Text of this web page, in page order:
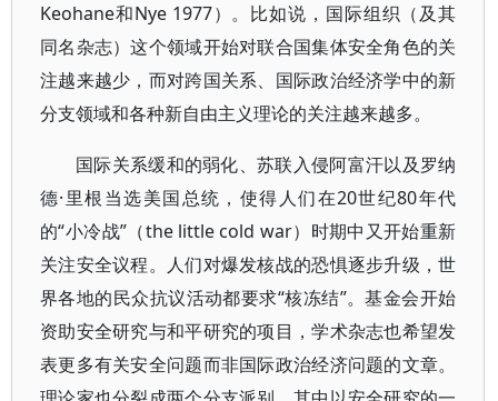
Keohane和Nye 1977）。比如说，国际组织（及其
同名杂志）这个领域开始对联合国集体安全角色的关
注越来越少，而对跨国关系、国际政治经济学中的新
分支领域和各种新自由主义理论的关注越来越多。
国际关系缓和的弱化、苏联入侵阿富汗以及罗纳
德·里根当选美国总统，使得人们在20世纪80年代
的“小冷战”（the little cold war）时期中又开始重新
关注安全议程。人们对爆发核战的恐惧逐步升级，世
界各地的民众抗议活动都要求“核冻结”。基金会开始
资助安全研究与和平研究的项目，学术杂志也希望发
表更多有关安全问题而非国际政治经济问题的文章。